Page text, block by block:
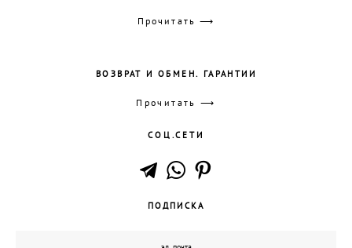
Прочитать ⟶
ВОЗВРАТ И ОБМЕН. ГАРАНТИИ
Прочитать ⟶
СОЦ.СЕТИ
ПОДПИСКА